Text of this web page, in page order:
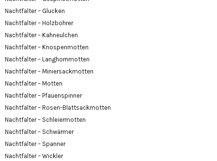
Nachtfalter – Glucken
Nachtfalter – Holzbohrer
Nachtfalter – Kahneulchen
Nachtfalter – Knospenmotten
Nachtfalter – Langhornmotten
Nachtfalter – Miniersackmotten
Nachtfalter – Motten
Nachtfalter – Pfauenspinner
Nachtfalter – Rosen-Blattsackmotten
Nachtfalter – Schleiermotten
Nachtfalter – Schwärmer
Nachtfalter – Spanner
Nachtfalter – Wickler